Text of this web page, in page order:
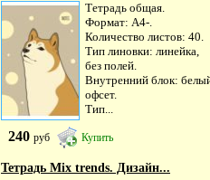
Тетрадь общая.
Формат: А4-.
Количество листов: 40.
Тип линовки: линейка,
без полей.
Внутренний блок:
офсет.
Тип...
240 руб Купить
Тетрадь Mix trends. Дизайн...